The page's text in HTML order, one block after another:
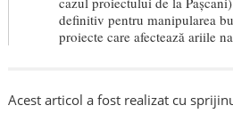
definitiv pentru manipularea
proiecte care afectează ariile
Acest articol a fost realizat cu